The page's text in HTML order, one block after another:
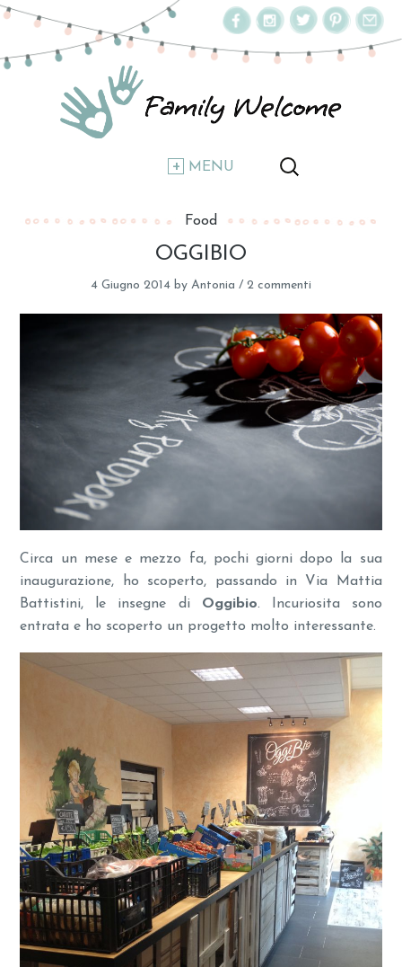
MENU
Food
OGGIBIO
4 Giugno 2014 by Antonia / 2 commenti
Circa un mese e mezzo fa, pochi giorni dopo la sua
inaugurazione, ho scoperto, passando in Via Mattia
Battistini, le insegne di Oggibio. Incuriosita sono
entrata e ho scoperto un progetto molto interessante.